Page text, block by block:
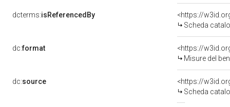
dcterms:isReferencedBy
<https://
Scheda
dc:format
<https://
Misure del
dc:source
<https://
Scheda